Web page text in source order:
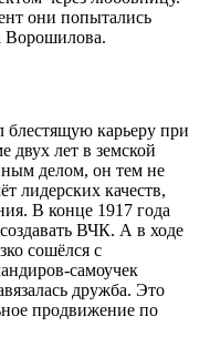
они попытались
Ворошилова.
блестящую карьеру при
двух лет в земской
делом, он тем не
лидерских качеств,
В конце 1917 года
ВЧК. А в ходе
сошёлся с
самоучек
дружба. Это
продвижение по